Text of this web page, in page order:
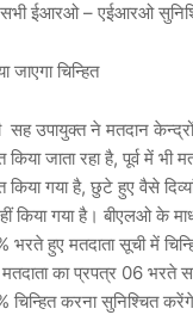
सभी ईआरओ – एईआरओ
जाएगा चिन्हित
सह उपायुक्त ने मतदान
किया जाता रहा है, पूर्व में भी
किया गया है, छुटे हुए वैसे
किया गया है। बीएलओ के
भरते हुए मतदाता सूची में
मतदाता का प्रपत्र 06 भरते
चिन्हित करना सुनिश्चित